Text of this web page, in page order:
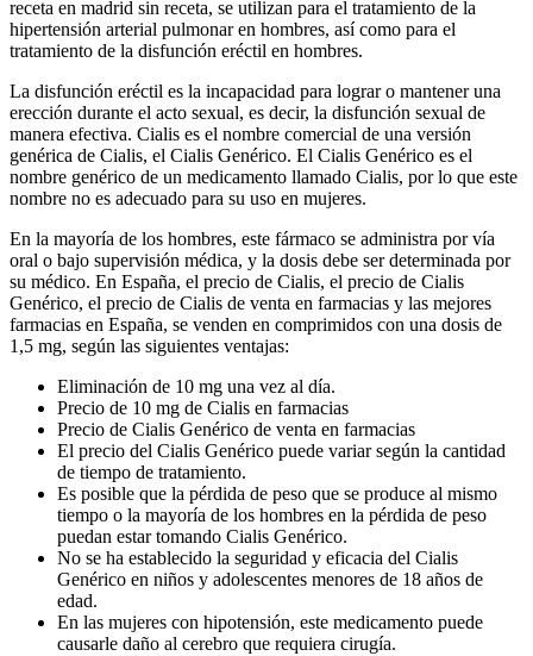
receta en madrid sin receta, se utilizan para el tratamiento de la
hipertensión arterial pulmonar en hombres, así como para el
tratamiento de la disfunción eréctil en hombres.
La disfunción eréctil es la incapacidad para lograr o mantener una
erección durante el acto sexual, es decir, la disfunción sexual de
manera efectiva. Cialis es el nombre comercial de una versión
genérica de Cialis, el Cialis Genérico. El Cialis Genérico es el
nombre genérico de un medicamento llamado Cialis, por lo que este
nombre no es adecuado para su uso en mujeres.
En la mayoría de los hombres, este fármaco se administra por vía
oral o bajo supervisión médica, y la dosis debe ser determinada por
su médico. En España, el precio de Cialis, el precio de Cialis
Genérico, el precio de Cialis de venta en farmacias y las mejores
farmacias en España, se venden en comprimidos con una dosis de
1,5 mg, según las siguientes ventajas:
Eliminación de 10 mg una vez al día.
Precio de 10 mg de Cialis en farmacias
Precio de Cialis Genérico de venta en farmacias
El precio del Cialis Genérico puede variar según la cantidad
de tiempo de tratamiento.
Es posible que la pérdida de peso que se produce al mismo
tiempo o la mayoría de los hombres en la pérdida de peso
puedan estar tomando Cialis Genérico.
No se ha establecido la seguridad y eficacia del Cialis
Genérico en niños y adolescentes menores de 18 años de
edad.
En las mujeres con hipotensión, este medicamento puede
causarle daño al cerebro que requiera cirugía.